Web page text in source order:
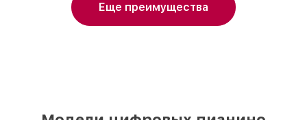
Еще преимущества